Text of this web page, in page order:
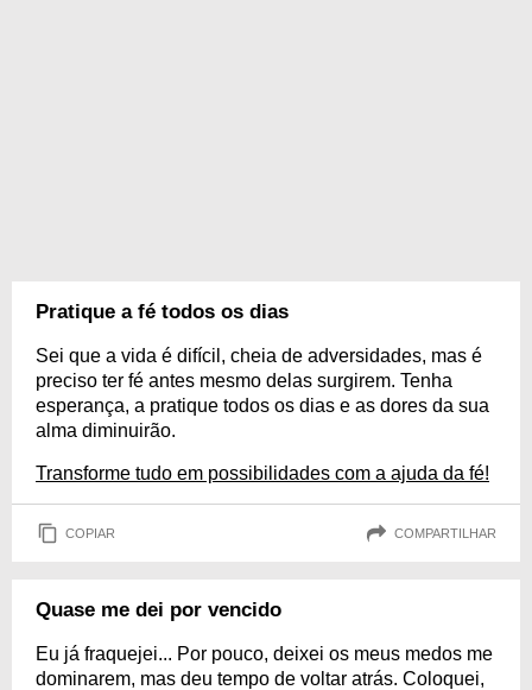
Pratique a fé todos os dias
Sei que a vida é difícil, cheia de adversidades, mas é
preciso ter fé antes mesmo delas surgirem. Tenha
esperança, a pratique todos os dias e as dores da sua
alma diminuirão.
Transforme tudo em possibilidades com a ajuda da fé!
COPIAR COMPARTILHAR
Quase me dei por vencido
Eu já fraquejei... Por pouco, deixei os meus medos me
dominarem, mas deu tempo de voltar atrás. Coloquei,